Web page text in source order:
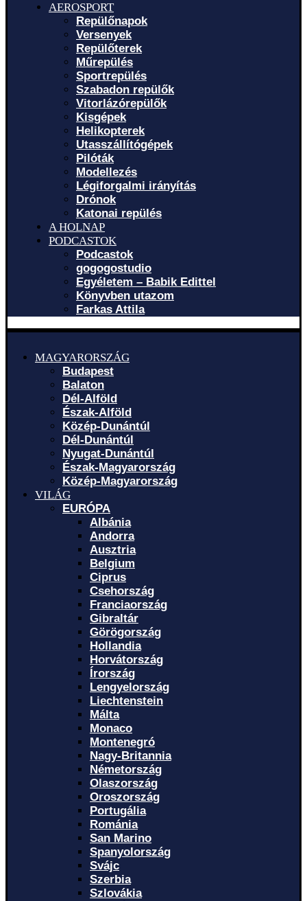
AEROSPORT
Repülőnapok
Versenyek
Repülőterek
Műrepülés
Sportrepülés
Szabadon repülők
Vitorlázórepülők
Kisgépek
Helikopterek
Utasszállítógépek
Pilóták
Modellezés
Légiforgalmi irányítás
Drónok
Katonai repülés
A HOLNAP
PODCASTOK
Podcastok
gogogostudio
Egyéletem – Babik Edittel
Könyvben utazom
Farkas Attila
MAGYARORSZÁG
Budapest
Balaton
Dél-Alföld
Észak-Alföld
Közép-Dunántúl
Dél-Dunántúl
Nyugat-Dunántúl
Észak-Magyarország
Közép-Magyarország
VILÁG
EURÓPA
Albánia
Andorra
Ausztria
Belgium
Ciprus
Csehország
Franciaország
Gibraltár
Görögország
Hollandia
Horvátország
Írország
Lengyelország
Liechtenstein
Málta
Monaco
Montenegró
Nagy-Britannia
Németország
Olaszország
Oroszország
Portugália
Románia
San Marino
Spanyolország
Svájc
Szerbia
Szlovákia